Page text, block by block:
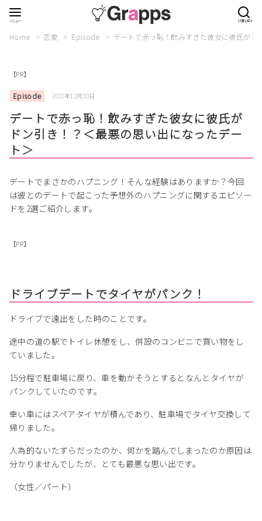
Home 恋愛 Episode デートで赤っ恥！飲みすぎた彼女に彼氏が
【PR】
Episode 2022年12月30日
デートで赤っ恥！飲みすぎた彼女に彼氏が
ドン引き！？＜最悪の思い出になったデー
ト＞
デートでまさかのハプニング！そんな経験はありますか？今回
は彼とのデートで起こった予想外のハプニングに関するエピソー
ドを2選ご紹介します。
【PR】
ドライブデートでタイヤがパンク！
ドライブで遠出をした時のことです。
途中の道の駅でトイレ休憩をし、併設のコンビニで買い物をし
ていました。
15分程で駐車場に戻り、車を動かそうとするとなんとタイヤが
パンクしていたのです。
幸い車にはスペアタイヤが積んであり、駐車場でタイヤ交換して
帰りました。
人為的ないたずらだったのか、何かを踏んでしまったのか原因は
分かりませんでしたが、とても最悪な思い出です。
（女性／パート）